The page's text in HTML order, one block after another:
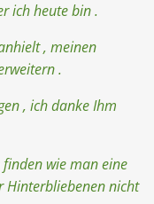
ich heute bin .
, meinen
.
, ich danke Ihm
wie man eine
Hinterbliebenen nicht